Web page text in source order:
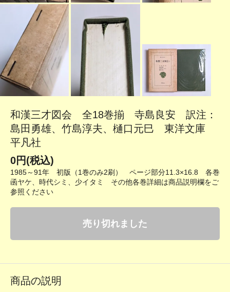
和漢三才図会 全18巻揃 寺島良安 訳注：
島田勇雄、竹島淳夫、樋口元巳 東洋文庫
平凡社
0円(税込)
1985～91年 初版（1巻のみ2刷） ページ部分11.3×16.8 各巻
函ヤケ、時代シミ、少イタミ その他各巻詳細は商品説明欄をご
参照ください
売り切れました
商品の説明